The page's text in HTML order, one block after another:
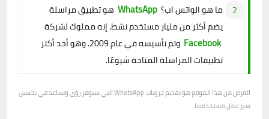
ما هو الواتس اب؟ WhatsApp هو تطبيق مراسلة
يضم أكثر من مليار مستخدم نشط. إنه مملوك لشركة
Facebook
وتم تأسيسه في عام 2009. وهو أحد أكثر
تطبيقات المراسلة المتاحة شيوعًا.
الغرض من هذا الموقع هو تقديم جروبات WhatsApp التي ستوفر رؤى وتساعد في تحسين
سير عمل مستخدمينا.